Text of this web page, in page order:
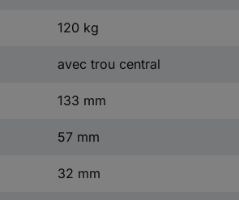
120 kg
avec trou central
133 mm
57 mm
32 mm